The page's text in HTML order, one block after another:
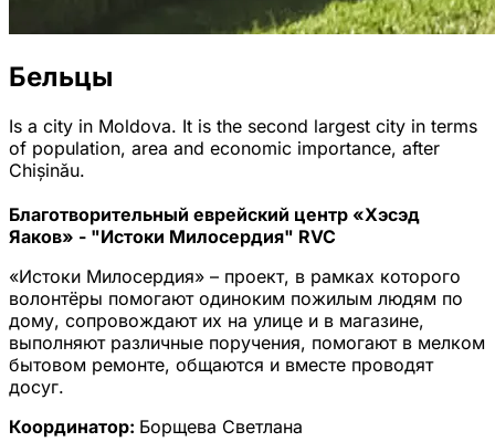
Бельцы
Is a city in Moldova. It is the second largest city in terms
of population, area and economic importance, after
Chișinău.
Благотворительный еврейский центр «Хэсэд
Яаков» - "Истоки Милосердия" RVC
«Истоки Милосердия» – проект, в рамках которого
волонтёры помогают одиноким пожилым людям по
дому, сопровождают их на улице и в магазине,
выполняют различные поручения, помогают в мелком
бытовом ремонте, общаются и вместе проводят
досуг.
Координатор: Борщева Светлана